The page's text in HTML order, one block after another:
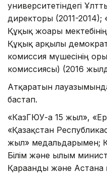
университетіндегі
директоры (2011-
Құқық жоғары
Құқық арқылы
комиссия мүшесінің
комиссиясы) (2016
Атқаратын
бастап.
«КазГЮУ-ға 15 жыл»,
«Қазақстан
жыл» медальдарымен;
Білім және ғылым
Қарағанды және Астана